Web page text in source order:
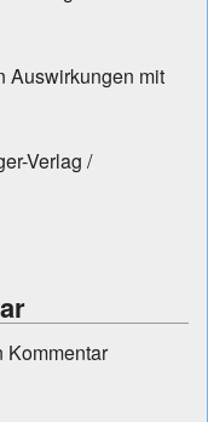
Auswirkungen mit
Verlag /
Kommentar